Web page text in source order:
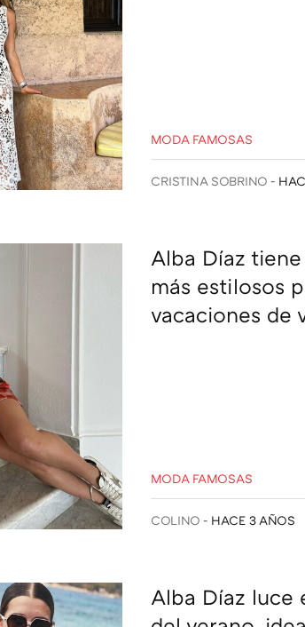
MODA FAMOSAS
CRISTINA SOBRINO
Alba Díaz
más estilosos
vacaciones de
MODA FAMOSAS
COLINO HACE 3 AÑOS
Alba Díaz luce